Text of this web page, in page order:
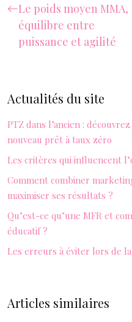
Le poids moyen MMA,
équilibre entre
puissance et agilité
Actualités du site
PTZ dans l’ancien :
nouveau prêt à taux zéro
Les critères qui influencent
Comment combiner
maximiser ses résultats ?
Qu’est-ce qu’une MFR et
éducatif ?
Les erreurs à éviter lors de
Articles similaires